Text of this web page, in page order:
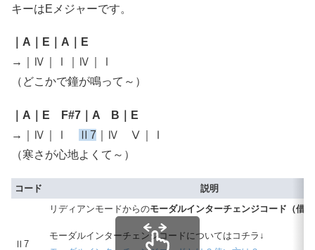
キーはEメジャーです。
｜A｜E｜A｜E
→｜Ⅳ｜Ⅰ｜Ⅳ｜Ⅰ
（どこかで鐘が鳴って～）
｜A｜E F#7｜A B｜E
→｜Ⅳ｜Ⅰ
Ⅱ7 ｜Ⅳ Ⅴ｜Ⅰ
（寒さが心地よくて～）
コード 説明
Ⅱ7
リディアンモードからのモーダルインターチェンジコード（借
モーダルインターチェンジコードについてはコチラ↓